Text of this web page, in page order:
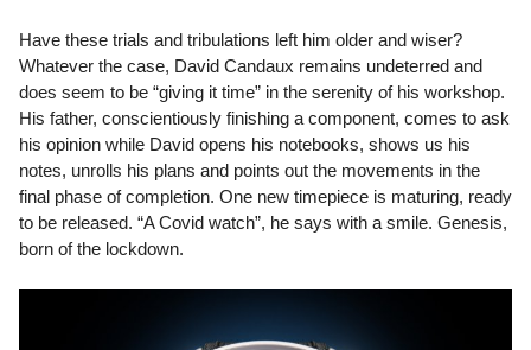
Have these trials and tribulations left him older and wiser?
Whatever the case, David Candaux remains undeterred and
does seem to be “giving it time” in the serenity of his workshop.
His father, conscientiously finishing a component, comes to ask
his opinion while David opens his notebooks, shows us his
notes, unrolls his plans and points out the movements in the
final phase of completion. One new timepiece is maturing, ready
to be released. “A Covid watch”, he says with a smile. Genesis,
born of the lockdown.